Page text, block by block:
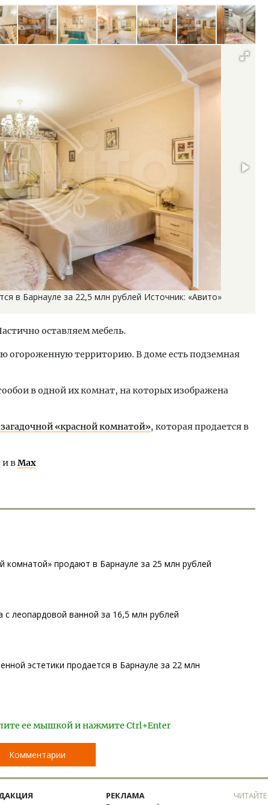
в Барнауле за 22,5 млн рублей Источник: «Авито»
оставляем мебель.
огороженную территорию. В доме есть подземная
в одной их комнат, на которых изображена
«красной комнатой», которая продается в
и вMax
комнатой» продают в Барнауле за 25 млн рублей
с леопардовой ванной за 16,5 млн рублей
эстетики продается в Барнауле за 22 млн
ее мышкой и нажмите Ctrl+Enter
Комментарии
РЕКЛАМА